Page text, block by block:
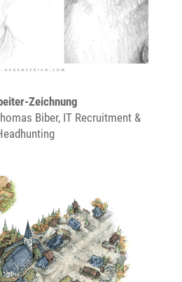
Zeichnung
Biber, IT Recruitment &